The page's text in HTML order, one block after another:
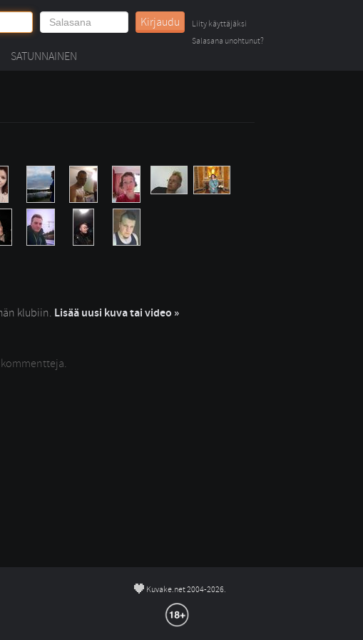
Kirjaudu
Liity käyttäjäksi
Salasana unohtunut?
SATUNNAINEN
klubiin. Lisää uusi kuva tai video »
© Kuvake.net 2004-2026.